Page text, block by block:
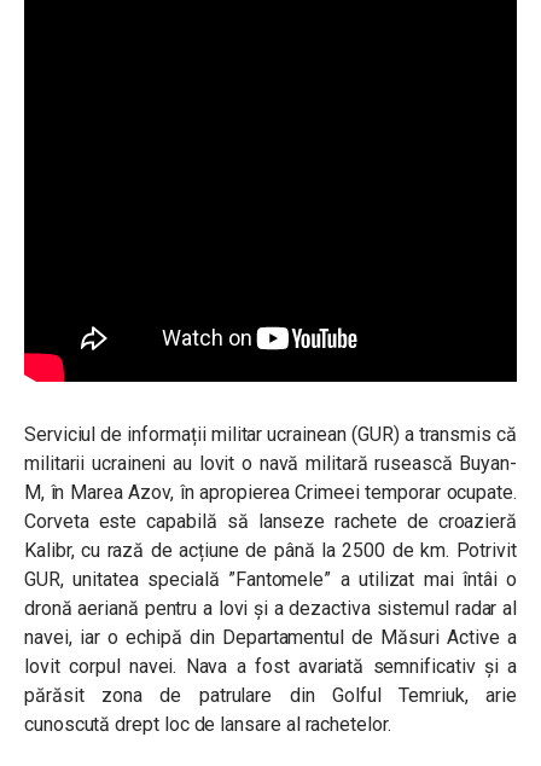
Serviciul de informații militar ucrainean (GUR) a transmis că
militarii ucraineni au lovit o navă militară rusească Buyan-
M, în Marea Azov, în apropierea Crimeei temporar ocupate.
Corveta este capabilă să lanseze rachete de croazieră
Kalibr, cu rază de acțiune de până la 2500 de km. Potrivit
GUR, unitatea specială ”Fantomele” a utilizat mai întâi o
dronă aeriană pentru a lovi și a dezactiva sistemul radar al
navei, iar o echipă din Departamentul de Măsuri Active a
lovit corpul navei. Nava a fost avariată semnificativ și a
părăsit zona de patrulare din Golful Temriuk, arie
cunoscută drept loc de lansare al rachetelor.